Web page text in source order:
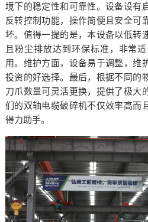
境下的稳定性和可靠性。设备设有
反转控制功能，操作简便且安全可
坏。值得一提的是，本设备以低转
且粉尘排放达到环保标准，非常
用。维护方面，设备易于调整，维
投资的好选择。最后，根据不同的
刀爪数量可灵活更换，提供了极大
们的双轴电缆破碎机不仅效率高而
得力助手。